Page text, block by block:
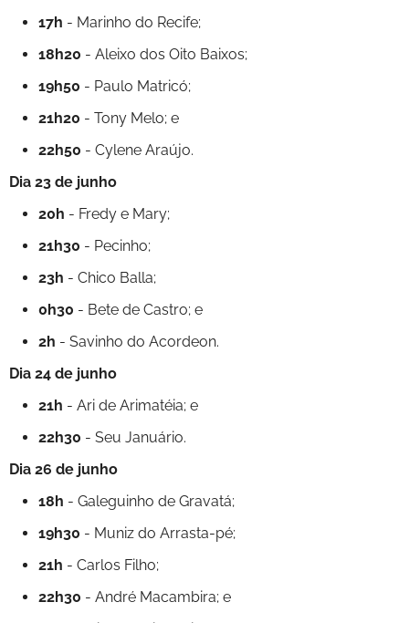
17h - Marinho do Recife;
18h20 - Aleixo dos Oito Baixos;
19h50 - Paulo Matricó;
21h20 - Tony Melo; e
22h50 - Cylene Araújo.
Dia 23 de junho
20h - Fredy e Mary;
21h30 - Pecinho;
23h - Chico Balla;
0h30 - Bete de Castro; e
2h - Savinho do Acordeon.
Dia 24 de junho
21h - Ari de Arimatéia; e
22h30 - Seu Januário.
Dia 26 de junho
18h - Galeguinho de Gravatá;
19h30 - Muniz do Arrasta-pé;
21h - Carlos Filho;
22h30 - André Macambira; e